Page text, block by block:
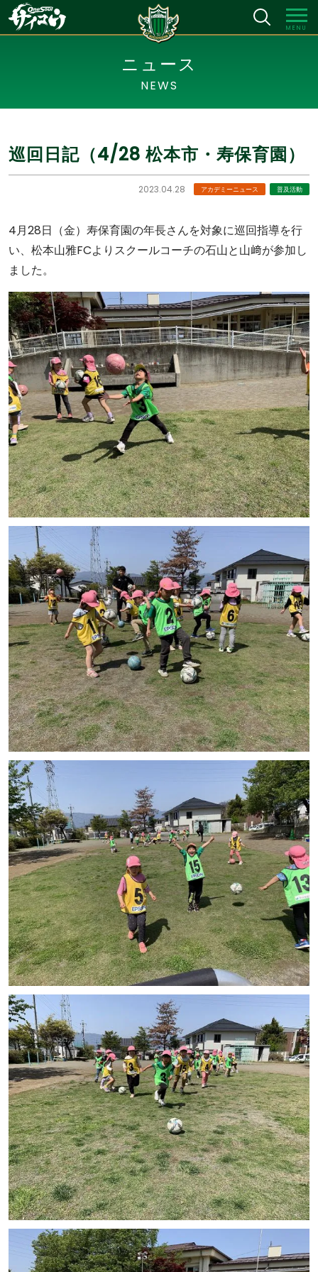
MENU
ニュース
NEWS
巡回日記（4/28 松本市・寿保育園）
2023.04.28 アカデミーニュース 普及活動
4月28日（金）寿保育園の年長さんを対象に巡回指導を行
い、松本山雅FCよりスクールコーチの石山と山﨑が参加し
ました。